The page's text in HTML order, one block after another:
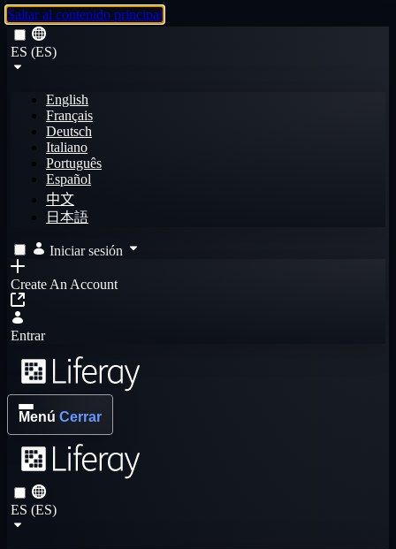
Saltar al contenido principal
ES (ES)
English
Français
Deutsch
Italiano
Português
Español
中文
日本語
Iniciar sesión
Create An Account
Entrar
Menú Cerrar
ES (ES)